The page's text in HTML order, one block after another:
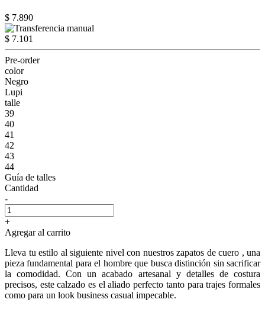
$ 7.890
$ 7.101
Pre-order
color
Negro
Lupi
talle
39
40
41
42
43
44
Guía de talles
Cantidad
-
+
Agregar al carrito
Lleva tu estilo al siguiente nivel con nuestros zapatos de cuero , una
pieza fundamental para el hombre que busca distinción sin sacrificar
la comodidad. Con un acabado artesanal y detalles de costura
precisos, este calzado es el aliado perfecto tanto para trajes formales
como para un look business casual impecable.